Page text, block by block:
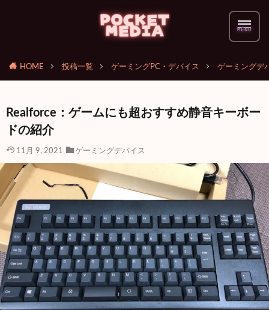
HOME 投稿一覧 ゲーミングPC・デバイス ゲーミングデ
Realforce：ゲームにも超おすすめ静音キーボー
ドの紹介
11月 9, 2021 ゲーミングデバイス